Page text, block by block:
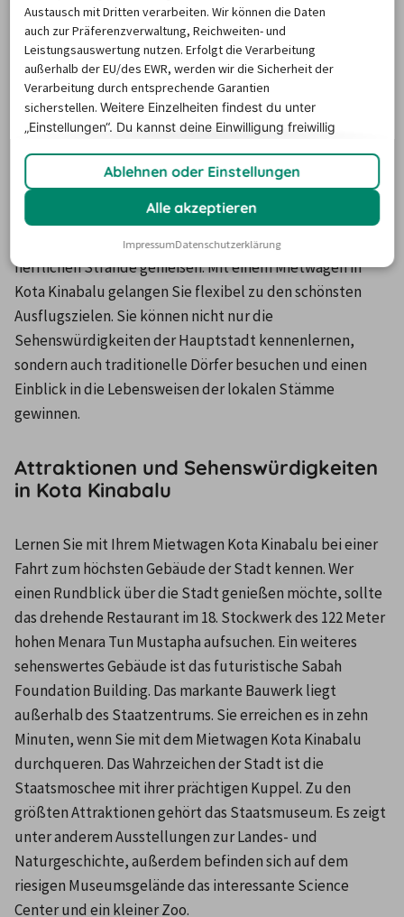
Preisvergleich
Kota Kinabalu ist die Hauptstadt des malaysischen
Bundesstaates Sabah. Die Stadt befindet sich auf dem
Nordwestteil der Sundainsel Borneo. Wer seinen Urlaub
erleben. In der näheren Umgebung gibt es zahlreiche
Angebote für Aktivurlauber. Naturfreunde können die
artenreiche Flora und Fauna der Insel entdecken,
Sonnenanbeter können fernab vom Massentourismus die
herrlichen Strände genießen. Mit einem Mietwagen in
Kota Kinabalu gelangen Sie flexibel zu den schönsten
Ausflugszielen. Sie können nicht nur die
Sehenswürdigkeiten der Hauptstadt kennenlernen,
sondern auch traditionelle Dörfer besuchen und einen
Einblick in die Lebensweisen der lokalen Stämme
gewinnen.
Attraktionen und Sehenswürdigkeiten
in Kota Kinabalu
Lernen Sie mit Ihrem Mietwagen Kota Kinabalu bei einer
Fahrt zum höchsten Gebäude der Stadt kennen. Wer
einen Rundblick über die Stadt genießen möchte, sollte
das drehende Restaurant im 18. Stockwerk des 122 Meter
hohen Menara Tun Mustapha aufsuchen. Ein weiteres
sehenswertes Gebäude ist das futuristische Sabah
Foundation Building. Das markante Bauwerk liegt
außerhalb des Staatzentrums. Sie erreichen es in zehn
Minuten, wenn Sie mit dem Mietwagen Kota Kinabalu
durchqueren. Das Wahrzeichen der Stadt ist die
Staatsmoschee mit ihrer prächtigen Kuppel. Zu den
größten Attraktionen gehört das Staatsmuseum. Es zeigt
unter anderem Ausstellungen zur Landes- und
Naturgeschichte, außerdem befinden sich auf dem
riesigen Museumsgelände das interessante Science
Center und ein kleiner Zoo.
Austausch mit Dritten verarbeiten. Wir können die Daten
auch zur Präferenzverwaltung, Reichweiten- und
Leistungsauswertung nutzen. Erfolgt die Verarbeitung
außerhalb der EU/des EWR, werden wir die Sicherheit der
Verarbeitung durch entsprechende Garantien
sicherstellen.Weitere Einzelheiten findest du unter
„Einstellungen“. Du kannst deine Einwilligung freiwillig
Ablehnen oder Einstellungen
Alle akzeptieren
ImpressumDatenschutzerklärung